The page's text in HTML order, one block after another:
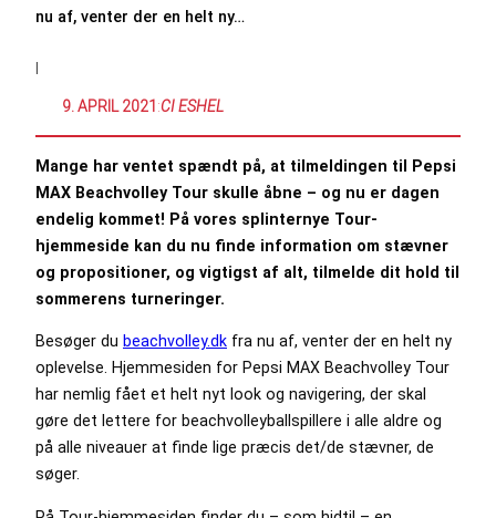
nu af, venter der en helt ny…
|
9. APRIL 2021 :CI ESHEL
Mange har ventet spændt på, at tilmeldingen til Pepsi
MAX Beachvolley Tour skulle åbne – og nu er dagen
endelig kommet! På vores splinternye Tour-
hjemmeside kan du nu finde information om stævner
og propositioner, og vigtigst af alt, tilmelde dit hold til
sommerens turneringer.
Besøger du beachvolley.dk fra nu af, venter der en helt ny
oplevelse. Hjemmesiden for Pepsi MAX Beachvolley Tour
har nemlig fået et helt nyt look og navigering, der skal
gøre det lettere for beachvolleyballspillere i alle aldre og
på alle niveauer at finde lige præcis det/de stævner, de
søger.